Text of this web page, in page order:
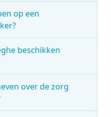
op een
beschikken
over de zorg